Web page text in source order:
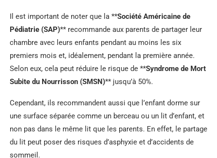
Il est important de noter que la **Société Américaine de
Pédiatrie (SAP)** recommande aux parents de partager leur
chambre avec leurs enfants pendant au moins les six
premiers mois et, idéalement, pendant la première année.
Selon eux, cela peut réduire le risque de **Syndrome de Mort
Subite du Nourrisson (SMSN)** jusqu’à 50%.
Cependant, ils recommandent aussi que l’enfant dorme sur
une surface séparée comme un berceau ou un lit d’enfant, et
non pas dans le même lit que les parents. En effet, le partage
du lit peut poser des risques d’asphyxie et d’accidents de
sommeil.